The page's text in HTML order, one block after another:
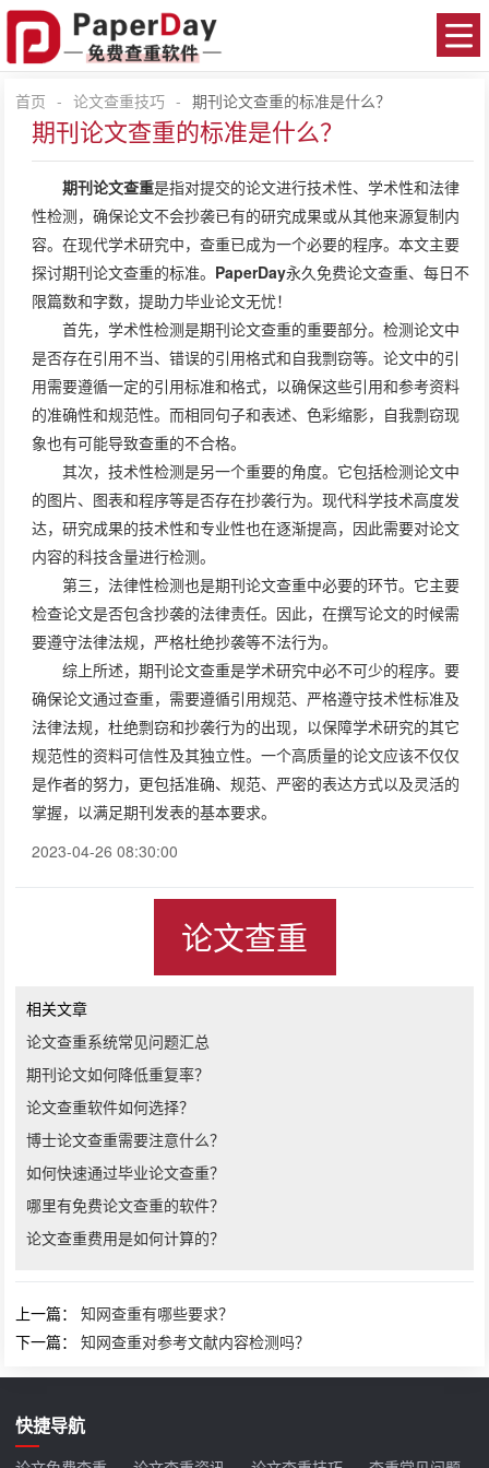
首页 - 论文查重技巧 - 期刊论文查重的标准是什么？
期刊论文查重的标准是什么？
期刊论文查重是指对提交的论文进行技术性、学术性和法律
性检测，确保论文不会抄袭已有的研究成果或从其他来源复制内
容。在现代学术研究中，查重已成为一个必要的程序。本文主要
探讨期刊论文查重的标准。 PaperDay永久免费论文查重、每日不
限篇数和字数，提助力毕业论文无忧！
首先，学术性检测是期刊论文查重的重要部分。检测论文中
是否存在引用不当、错误的引用格式和自我剽窃等。论文中的引
用需要遵循一定的引用标准和格式，以确保这些引用和参考资料
的准确性和规范性。而相同句子和表述、色彩缩影，自我剽窃现
象也有可能导致查重的不合格。
其次，技术性检测是另一个重要的角度。它包括检测论文中
的图片、图表和程序等是否存在抄袭行为。现代科学技术高度发
达，研究成果的技术性和专业性也在逐渐提高，因此需要对论文
内容的科技含量进行检测。
第三，法律性检测也是期刊论文查重中必要的环节。它主要
检查论文是否包含抄袭的法律责任。因此，在撰写论文的时候需
要遵守法律法规，严格杜绝抄袭等不法行为。
综上所述，期刊论文查重是学术研究中必不可少的程序。要
确保论文通过查重，需要遵循引用规范、严格遵守技术性标准及
法律法规，杜绝剽窃和抄袭行为的出现，以保障学术研究的其它
规范性的资料可信性及其独立性。一个高质量的论文应该不仅仅
是作者的努力，更包括准确、规范、严密的表达方式以及灵活的
掌握，以满足期刊发表的基本要求。
2023-04-26 08:30:00
论文查重
相关文章
论文查重系统常见问题汇总
期刊论文如何降低重复率？
论文查重软件如何选择？
博士论文查重需要注意什么？
如何快速通过毕业论文查重？
哪里有免费论文查重的软件？
论文查重费用是如何计算的？
上一篇：知网查重有哪些要求？
下一篇：知网查重对参考文献内容检测吗？
快捷导航